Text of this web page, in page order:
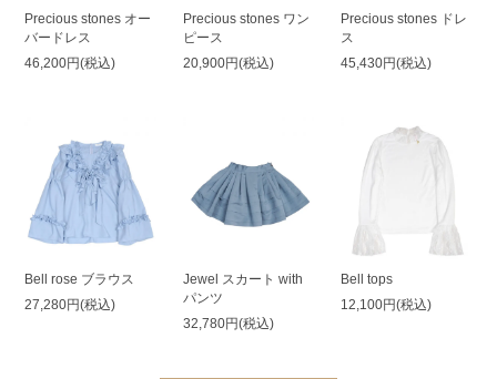
Precious stones オー
バードレス
46,200円(税込)
Precious stones ワン
ピース
20,900円(税込)
Precious stones ドレ
ス
45,430円(税込)
Bell rose ブラウス
27,280円(税込)
Jewel スカート with
パンツ
32,780円(税込)
Bell tops
12,100円(税込)